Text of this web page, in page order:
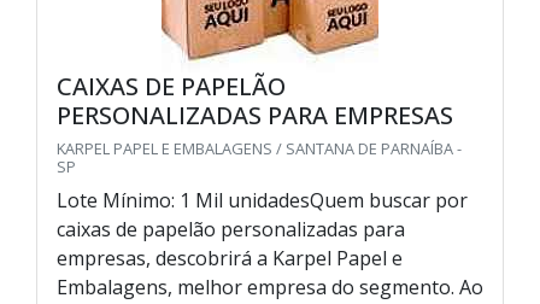
CAIXAS DE PAPELÃO
PERSONALIZADAS PARA EMPRESAS
KARPEL PAPEL E EMBALAGENS / SANTANA DE PARNAÍBA -
SP
Lote Mínimo: 1 Mil unidadesQuem buscar por
caixas de papelão personalizadas para
empresas, descobrirá a Karpel Papel e
Embalagens, melhor empresa do segmento. Ao